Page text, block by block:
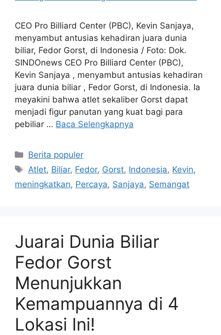
CEO Pro Billiard Center (PBC), Kevin Sanjaya,
menyambut antusias kehadiran juara dunia
biliar, Fedor Gorst, di Indonesia / Foto: Dok.
SINDOnews CEO Pro Billiard Center (PBC),
Kevin Sanjaya , menyambut antusias kehadiran
juara dunia biliar , Fedor Gorst, di Indonesia. Ia
meyakini bahwa atlet sekaliber Gorst dapat
menjadi figur panutan yang kuat bagi para
pebiliar … Baca Selengkapnya
Kategori
Berita populer
Tag
Atlet, Biliar, Fedor, Gorst, Indonesia, Kevin,
meningkatkan, Percaya, Sanjaya, Semangat
Juarai Dunia Biliar
Fedor Gorst
Menunjukkan
Kemampuannya di 4
Lokasi Ini!